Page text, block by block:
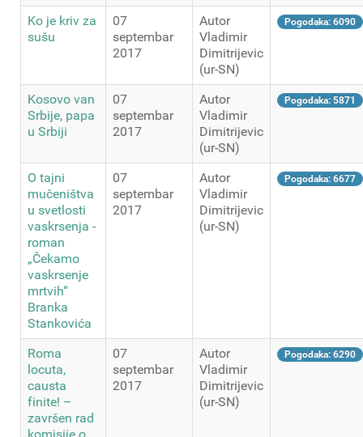
Ko je kriv za
sušu
07
septembar
2017
Autor
Vladimir
Dimitrijevic
(ur-SN)
Pogodaka: 6090
Kosovo van
Srbije, papa
u Srbiji
07
septembar
2017
Autor
Vladimir
Dimitrijevic
(ur-SN)
Pogodaka: 5871
O tajni
mučeništva
u svetlosti
vaskrsenja -
roman
„Čekamo
vaskrsenje
mrtvih“
Branka
Stankovića
07
septembar
2017
Autor
Vladimir
Dimitrijevic
(ur-SN)
Pogodaka: 6677
Roma
locuta,
causta
finite! –
završen rad
07
septembar
2017
Autor
Vladimir
Dimitrijevic
(ur-SN)
Pogodaka: 6290